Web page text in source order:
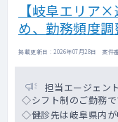
【岐阜エリア
め、勤務頻度調
掲載更新日 : 2026年07月28日 案件
担当エージェン
◇シフト制のご勤務で
◇健診先は岐阜県内が